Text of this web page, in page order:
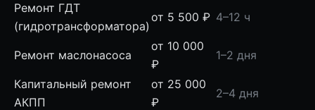
Ремонт ГДТ
(гидротрансформатора)
от 5 500 ₽ 4–12 ч
Ремонт маслонасоса
от 10 000
₽
1–2 дня
Капитальный ремонт
АКПП
от 25 000
₽
2–4 дня